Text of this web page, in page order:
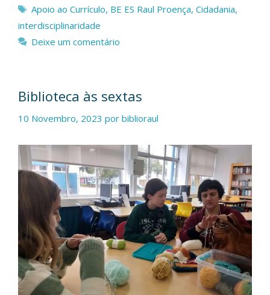
Etiquetas
Apoio ao Currículo, BE ES Raul Proença, Cidadania,
interdisciplinaridade
Deixe um comentário
Biblioteca às sextas
10 Novembro, 2023 por biblioraul